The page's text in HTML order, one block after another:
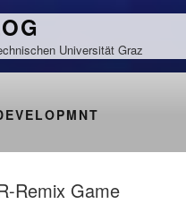
Universität Graz
Remix Game